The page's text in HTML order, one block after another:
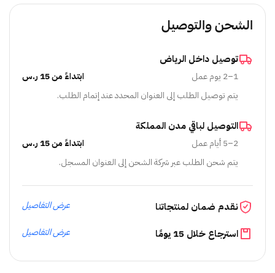
الشحن والتوصيل
توصيل داخل الرياض
1–2 يوم عمل
ابتداءً من 15 ر.س
يتم توصيل الطلب إلى العنوان المحدد عند إتمام الطلب.
التوصيل لباقي مدن المملكة
2–5 أيام عمل
ابتداءً من 15 ر.س
يتم شحن الطلب عبر شركة الشحن إلى العنوان المسجل.
نقدم ضمان لمنتجاتنا عرض التفاصيل
استرجاع خلال 15 يومًا عرض التفاصيل